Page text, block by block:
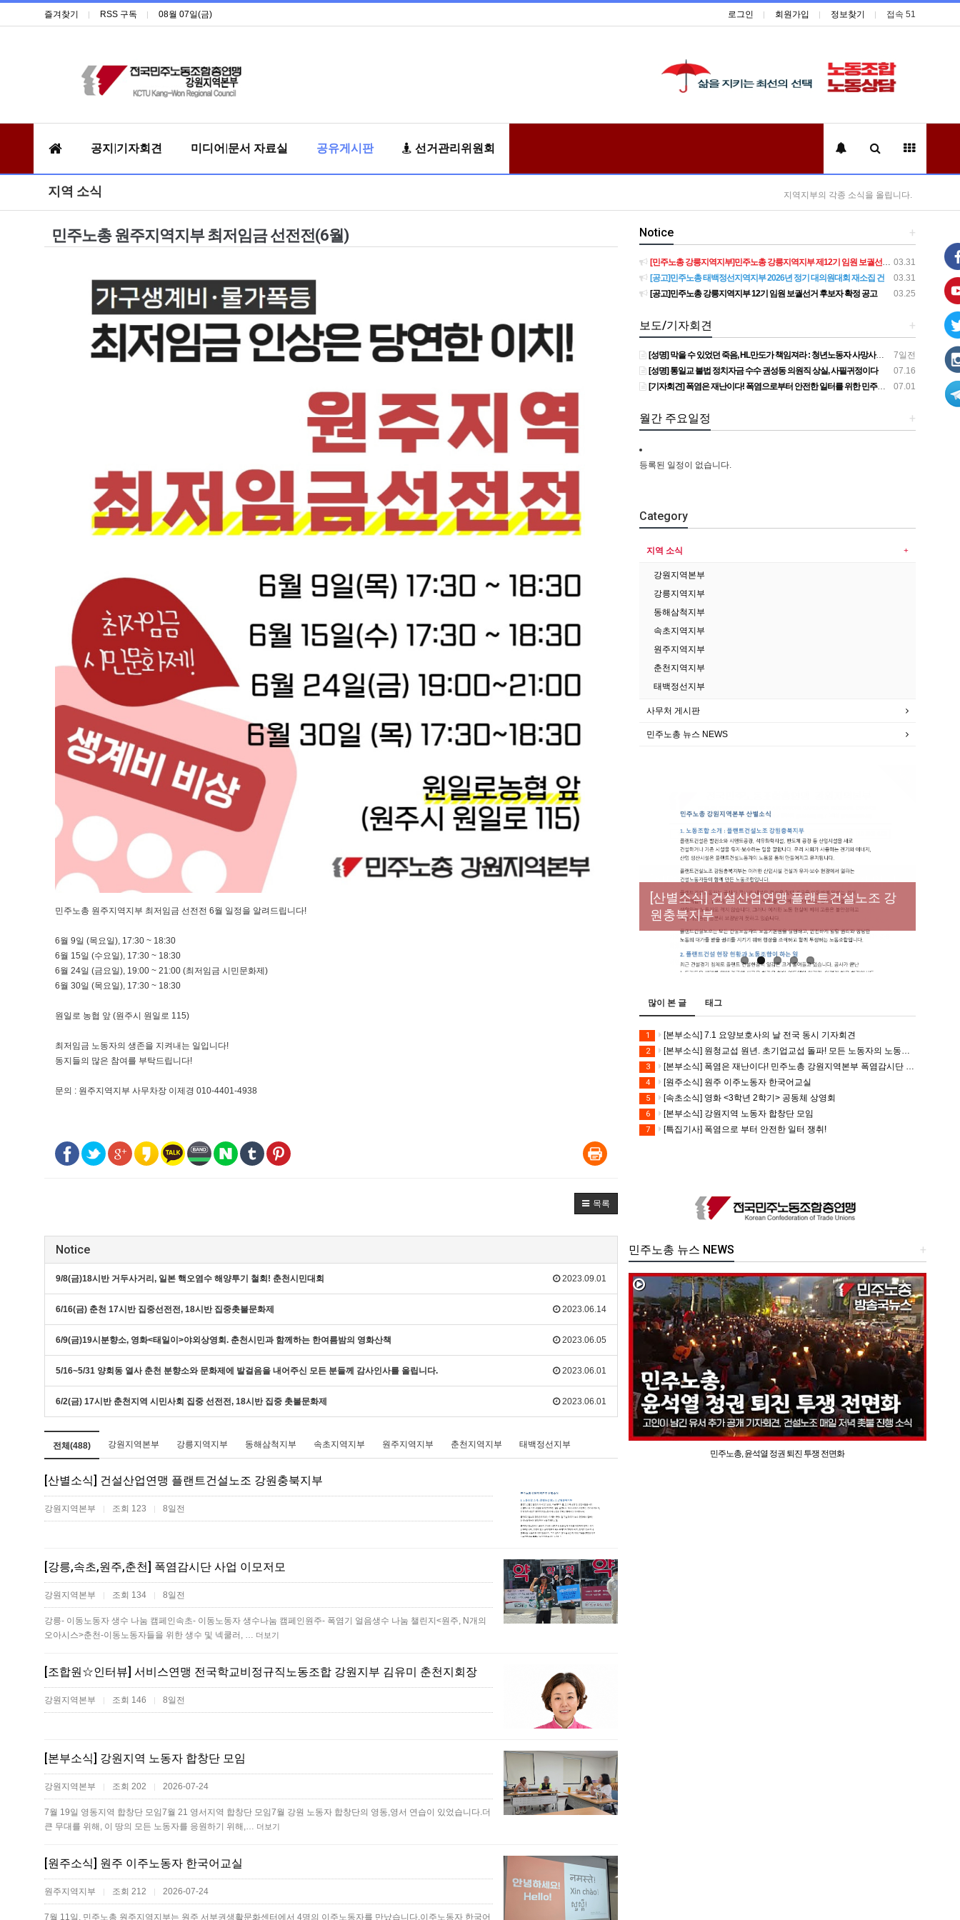
즐겨찾기 RSS 구독 08월 07일(금) 로그인 회원가입 정보찾기 접속 51
공지|기자회견 미디어|문서 자료실 공유게시판 선거관리위원회
지역 소식 지역지부의 각종 소식을 올립니다.
민주노총 원주지역지부 최저임금 선전전(6월)
민주노총 원주지역지부 최저임금 선전전 6월 일정을 알려드립니다!
6월 9일 (목요일), 17:30 ~ 18:30
6월 15일 (수요일), 17:30 ~ 18:30
6월 24일 (금요일), 19:00 ~ 21:00 (최저임금 시민문화제)
6월 30일 (목요일), 17:30 ~ 18:30
원일로 농협 앞 (원주시 원일로 115)
최저임금 노동자의 생존을 지켜내는 일입니다!
동지들의 많은 참여를 부탁드립니다!
문의 : 원주지역지부 사무차장 이제경 010-4401-4938
목록
Notice
2023.09.01
9/8(금)18시반 거두사거리, 일본 핵오염수 해양투기 철회! 춘천시민대회
2023.06.14
6/16(금) 춘천 17시반 집중선전전, 18시반 집중촛불문화제
2023.06.05
6/9(금)19시분향소, 영화<태일이>야외상영회. 춘천시민과 함께하는 한여름밤의 영화산책
2023.06.01
5/16~5/31 양회동 열사 춘천 분향소와 문화제에 발걸음을 내어주신 모든 분들께 감사인사를 올립니다.
2023.06.01
6/2(금) 17시반 춘천지역 시민사회 집중 선전전, 18시반 집중 촛불문화제
전체(488) 강원지역본부 강릉지역지부 동해삼척지부 속초지역지부 원주지역지부 춘천지역지부 태백정선지부
[산별소식] 건설산업연맹 플랜트건설노조 강원충북지부
강원지역본부 | 조회 123 | 8일전
[강릉,속초,원주,춘천] 폭염감시단 사업 이모저모
강원지역본부 | 조회 134 | 8일전
강릉- 이동노동자 생수 나눔 캠페인속초- 이동노동자 생수나눔 캠페인원주- 폭염기 얼음생수 나눔 챌린지<원주, N개의
오아시스>춘천-이동노동자들을 위한 생수 및 넥쿨러, … 더보기
[조합원☆인터뷰] 서비스연맹 전국학교비정규직노동조합 강원지부 김유미 춘천지회장
강원지역본부 | 조회 146 | 8일전
[본부소식] 강원지역 노동자 합창단 모임
강원지역본부 | 조회 202 | 2026-07-24
7월 19일 영동지역 합창단 모임7월 21 영서지역 합창단 모임 7월 강원 노동자 합창단의 영동,영서 연습이 있었습니다.더
큰 무대를 위해, 이 땅의 모든 노동자를 응원하기 위해,… 더보기
[원주소식] 원주 이주노동자 한국어교실
원주지역지부 | 조회 212 | 2026-07-24
7월 11일, 민주노총 원주지역지부는 원주 서부권생활문화센터에서 4명의 이주노동자를 만났습니다.이주노동자 한국어
+
Notice
03.31
[민주노총 강릉지역지부]민주노총 강릉지역지부 제12기 임원 보궐선거결과 공고
03.31
[공고]민주노총 태백정선지역지부 2026년 정기 대의원대회 재소집 건
03.25
[공고]민주노총 강릉지역지부 12기 임원 보궐선거 후보자 확정 공고
+
보도/기자회견
7일전
[성명] 막을 수 있었던 죽음, HL만도가 책임져라 : 청년노동자 사망사고의 철저한 진상규명과 재발방지 대책 마련하라
07.16
[성명] 통일교 불법 정치자금 수수 권성동 의원직 상실, 사필귀정이다
07.01
[기자회견] 폭염은 재난이다! 폭염으로부터 안전한 일터를 위한 민주노총 강원지역본부 폭염감시단 선포 기자회견
+
월간 주요일정
등록된 일정이 없습니다.
Category
지역 소식
강원지역본부
강릉지역지부
동해삼척지부
속초지역지부
원주지역지부
춘천지역지부
태백정선지부
사무처 게시판
민주노총 뉴스 NEWS
[성명] 막을 수 있었던 죽음, HL만도가 책임져
라 : 청년노동자 사망사고의 철저한 진상규명
과 재발방지 대책 마련하라
[산별소식] 건설산업연맹 플랜트건설노조 강
원충북지부
[강릉,속초,원주,춘천] 폭염감시단 사업 이모저
모
[조합원☆인터뷰] 서비스연맹 전국학교비정
규직노동조합 강원지부 김유미 춘천지회장
[본부소식] 강원지역 노동자 합창단 모임
많이 본 글 태그
1 [본부소식] 7.1 요양보호사의 날 전국 동시 기자회견
2 [본부소식] 원청교섭 원년. 초기업교섭 돌파! 모든 노동자의 노동기본권 쟁취! 민주노총 7.15 총파업대회
3 [본부소식] 폭염은 재난이다! 민주노총 강원지역본부 폭염감시단 선포 기자회견
4 [원주소식] 원주 이주노동자 한국어교실
5 [속초소식] 영화 <3학년 2학기> 공동체 상영회
6 [본부소식] 강원지역 노동자 합창단 모임
7 [특집기사] 폭염으로 부터 안전한 일터 쟁취!
+
민주노총 뉴스 NEWS
민주노총, 윤석열 정권 퇴진 투쟁 전면화